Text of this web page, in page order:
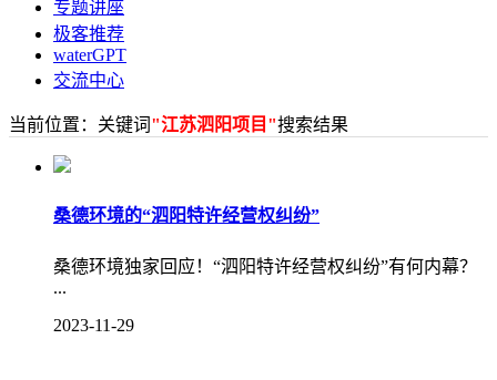
专题讲座
极客推荐
waterGPT
交流中心
当前位置：关键词 "江苏泗阳项目"搜索结果
桑德环境的“泗阳特许经营权纠纷”
桑德环境独家回应！“泗阳特许经营权纠纷”有何内幕？
...
2023-11-29